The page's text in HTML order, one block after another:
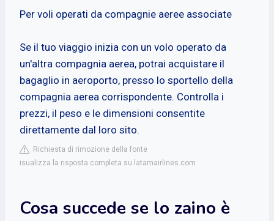
Per voli operati da compagnie aeree associate
Se il tuo viaggio inizia con un volo operato da
un'altra compagnia aerea, potrai acquistare il
bagaglio in aeroporto, presso lo sportello della
compagnia aerea corrispondente. Controlla i
prezzi, il peso e le dimensioni consentite
direttamente dal loro sito.
Richiesta di rimozione della fonte
isualizza la risposta completa su latamairlines.com
Cosa succede se lo zaino è